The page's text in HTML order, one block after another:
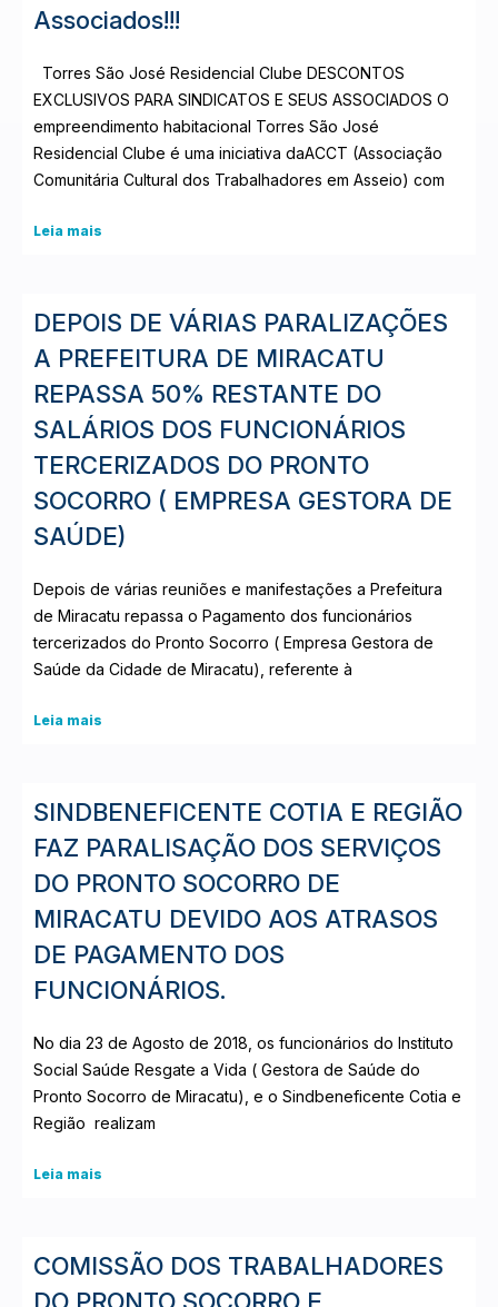
Associados!!!
Torres São José Residencial Clube DESCONTOS
EXCLUSIVOS PARA SINDICATOS E SEUS ASSOCIADOS O
empreendimento habitacional Torres São José
Residencial Clube é uma iniciativa daACCT (Associação
Comunitária Cultural dos Trabalhadores em Asseio) com
Leia mais
DEPOIS DE VÁRIAS PARALIZAÇÕES
A PREFEITURA DE MIRACATU
REPASSA 50% RESTANTE DO
SALÁRIOS DOS FUNCIONÁRIOS
TERCERIZADOS DO PRONTO
SOCORRO ( EMPRESA GESTORA DE
SAÚDE)
Depois de várias reuniões e manifestações a Prefeitura
de Miracatu repassa o Pagamento dos funcionários
tercerizados do Pronto Socorro ( Empresa Gestora de
Saúde da Cidade de Miracatu), referente à
Leia mais
SINDBENEFICENTE COTIA E REGIÃO
FAZ PARALISAÇÃO DOS SERVIÇOS
DO PRONTO SOCORRO DE
MIRACATU DEVIDO AOS ATRASOS
DE PAGAMENTO DOS
FUNCIONÁRIOS.
No dia 23 de Agosto de 2018, os funcionários do Instituto
Social Saúde Resgate a Vida ( Gestora de Saúde do
Pronto Socorro de Miracatu), e o Sindbeneficente Cotia e
Região realizam
Leia mais
COMISSÃO DOS TRABALHADORES